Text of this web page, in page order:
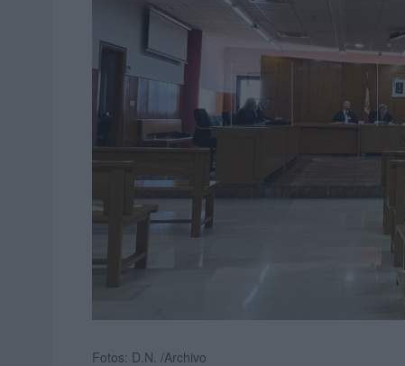
Fotos: D.N. /Archivo